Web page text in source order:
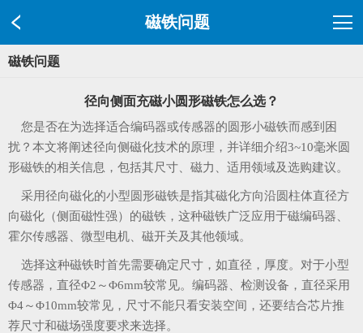
磁铁问题
磁铁问题
径向侧面充磁小圆形磁铁怎么选？
您是否在为选择适合编码器或传感器的圆形小磁铁而感到困
扰？本文将阐述径向侧磁化技术的原理，并详细介绍3~10毫米圆
形磁铁的相关信息，包括其尺寸、磁力、适用领域及选购建议。
采用径向磁化的小型圆形磁铁是指其磁化方向沿圆柱体直径方
向磁化（侧面磁性强）的磁铁，这种磁铁广泛应用于磁编码器、
霍尔传感器、微型电机、磁开关及其他领域。
选择这种磁铁时首先需要确定尺寸，如直径，厚度。对于小型
传感器，直径Φ2～Φ6mm较常见。编码器、检测设备，直径采用
Φ4～Φ10mm较常见，尺寸不能只看安装空间，还要结合芯片推
荐尺寸和磁场强度要求来选择。